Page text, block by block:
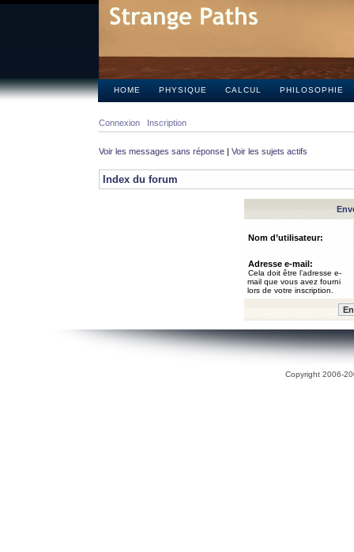
HOME PHYSIQUE CALCUL PHILOSOPHIE
Connexion Inscription
Voir les messages sans réponse | Voir les sujets actifs
Index du forum
Nom d’utilisateur:
Adresse e-mail:
Cela doit être l’adresse e-
mail que vous avez fourni
lors de votre inscription.
Copyright 2006-